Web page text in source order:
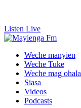
Listen Live
Weche manyien
Weche Tuke
Weche mag ohala
Siasa
Videos
Podcasts